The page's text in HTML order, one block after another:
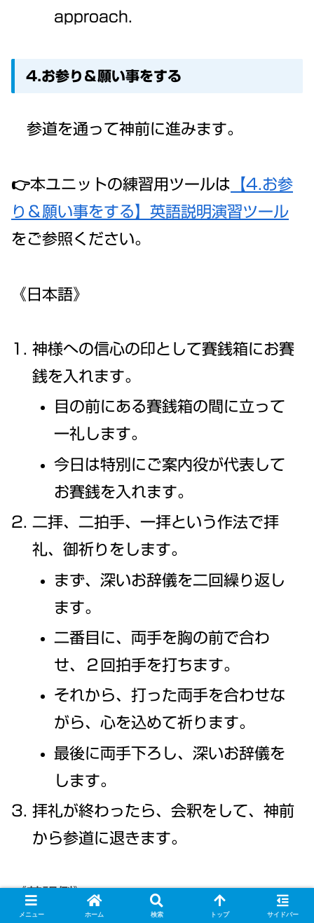
approach.
4.お参り＆願い事をする
参道を通って神前に進みます。
👉本ユニットの練習用ツールは 【4.お参
り＆願い事をする】英語説明演習ツール
をご参照ください。
《日本語》
神様への信心の印として賽銭箱にお賽
銭を入れます。
目の前にある賽銭箱の間に立って
一礼します。
今日は特別にご案内役が代表して
お賽銭を入れます。
二拝、二拍手、一拝という作法で拝
礼、御祈りをします。
まず、深いお辞儀を二回繰り返し
ます。
二番目に、両手を胸の前で合わ
せ、２回拍手を打ちます。
それから、打った両手を合わせな
がら、心を込めて祈ります。
最後に両手下ろし、深いお辞儀を
します。
拝礼が終わったら、会釈をして、神前
から参道に退きます。
《英訳例》
メニュー ホーム 検索 トップ サイドバー